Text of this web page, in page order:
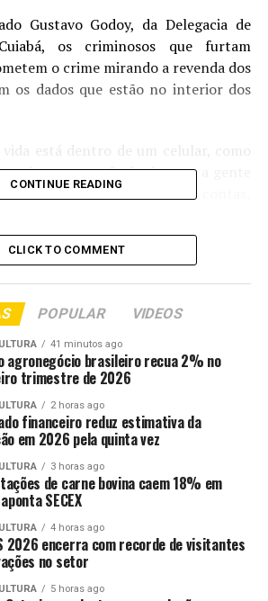
Gustavo Godoy, da Delegacia de
os criminosos que furtam
o crime mirando a revenda dos
os dados que estão no interior dos
vida está dentro de um celular, como
tira, as transferências que a gente
de banco, pagamento de contas,
celular. Por conta disso, os
atenção e valor a esse tipo de
o cenário perfeito para as ações de
distração, aglomeração e consumo
as vítimas mais vulneráveis. Eles
de distração, como após uma
grande número de pessoas, para
realizar transferências bancárias e
o celular da vítima.
são os Pix e transferências
o telefone, o criminoso consegue
de ‘esqueci minha senha’ do
que manda uma nova senha, um link
no e-mail que, muitas vezes, está
celular subtraído”, disse Gustavo
CONTINUE READING
CLICK TO COMMENT
POPULAR VIDEOS
41 minutos ago
agronegócio brasileiro recua 2% no
trimestre de 2026
2 horas ago
financeiro reduz estimativa da
em 2026 pela quinta vez
3 horas ago
de carne bovina caem 18% em
SECEX
4 horas ago
2026 encerra com recorde de visitantes
no setor
5 horas ago